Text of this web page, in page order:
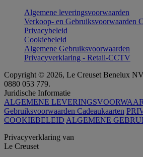
Algemene leveringsvoorwaarden
Verkoop- en Gebruiksvoorwaarden
Privacybeleid
Cookiebeleid
Algemene Gebruiksvoorwaarden
Privacyverklaring - Retail-CCTV
Copyright © 2026, Le Creuset Benelux
0880 053 779.
Juridische Informatie
ALGEMENE
Gebruiksvoorwaarden Cadeaukaarten
COOKIEBELEID ALGEMENE
Privacyverklaring van
Le Creuset